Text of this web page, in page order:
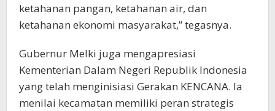
ketahanan pangan, ketahanan air, dan
ketahanan ekonomi masyarakat,” tegasnya.
Gubernur Melki juga mengapresiasi
Kementerian Dalam Negeri Republik Indonesia
yang telah menginisiasi Gerakan KENCANA. Ia
menilai kecamatan memiliki peran strategis